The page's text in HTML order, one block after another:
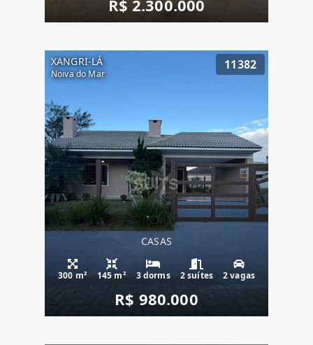
R$ 2.300.000
XANGRI-LÁ
Noiva do Mar
11382
CASAS
300 m² 145 m² 3 dorms 2 suítes 2 vagas
R$ 980.000